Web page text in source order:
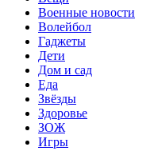
Военные новости
Волейбол
Гаджеты
Дети
Дом и сад
Еда
Звёзды
Здоровье
ЗОЖ
Игры